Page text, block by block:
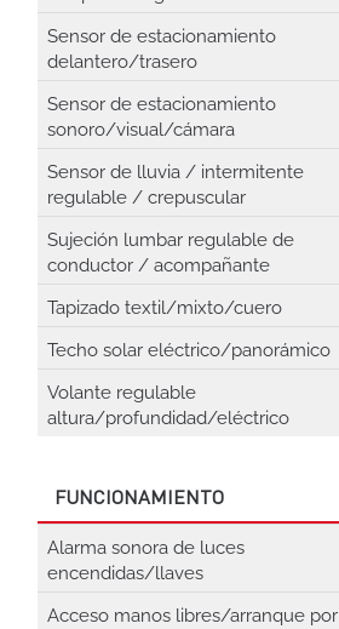
Sensor de estacionamiento
delantero/trasero
Sensor de estacionamiento
sonoro/visual/cámara
Sensor de lluvia / intermitente
regulable / crepuscular
Sujeción lumbar regulable de
conductor / acompañante
Tapizado textil/mixto/cuero
Techo solar eléctrico/panorámico
Volante regulable
altura/profundidad/eléctrico
FUNCIONAMIENTO
Alarma sonora de luces
encendidas/llaves
Acceso manos libres/arranque por